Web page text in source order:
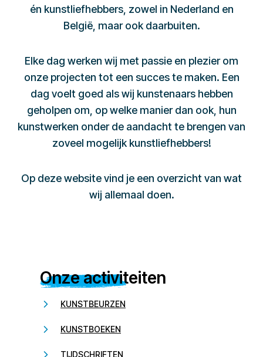
én kunstliefhebbers, zowel in Nederland en
België, maar ook daarbuiten.
Elke dag werken wij met passie en plezier om
onze projecten tot een succes te maken. Een
dag voelt goed als wij kunstenaars hebben
geholpen om, op welke manier dan ook, hun
kunstwerken onder de aandacht te brengen van
zoveel mogelijk kunstliefhebbers!
Op deze website vind je een overzicht van wat
wij allemaal doen.
Onze activiteiten
KUNSTBEURZEN
KUNSTBOEKEN
TIJDSCHRIFTEN